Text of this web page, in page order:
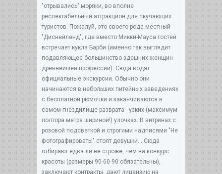
"отрывались" моряки, во вполне
респектабельный аттракцион для скучающих
туристов. Пожалуй, это своего рода местный
"Диснейленд", где вместо Микки-Мауса гостей
встречает кукла Барби (именно так выглядит
подавляющее большинство здешних женщин
древнейшей профессии). Сюда водят
официальные экскурсии. Обычно они
начинаются в небольших питейных заведениях
с бесплатной рюмочки и заканчиваются в
самом гнездилище разврата - узких (максимум
полтора метра шириной!) улочках. В витринах с
розовой подсветкой и строгими надписями "Не
фотографировать!" стоят девушки... Сюда
отбирают едва ли не строже, чем на конкурс
красоты (размеры 90-60-90 обязательны),
заключают контракты, дают лицензию на